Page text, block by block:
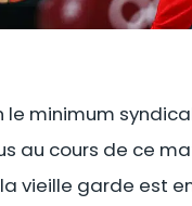
minimum
au cours de ce
vieille garde est